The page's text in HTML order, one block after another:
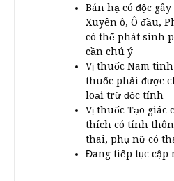
Bán hạ có độc
Xuyên ô, Ô đầu,
có thể phát sinh
cần chú ý
Vị thuốc Nam
thuốc phải được
loại trừ độc tính
Vị thuốc Tạo giác
thích có tính
thai, phụ nữ có
Đang tiếp tục cập